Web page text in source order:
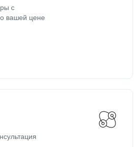
с
вашей цене